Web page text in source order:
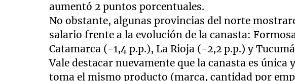
aumentó 2 puntos porcentuales.
No obstante, algunas provincias del norte
salario frente a la evolución de la canasta:
Catamarca (-1,4 p.p.), La Rioja (-2,2 p.p.) y
Vale destacar nuevamente que la canasta es única
toma el mismo producto (marca, cantidad por